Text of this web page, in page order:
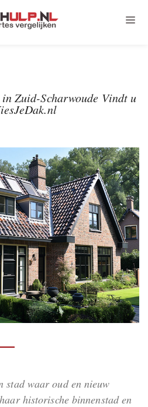
Zuid-Scharwoude Vindt u
stad waar oud en nieuw
historische binnenstad en